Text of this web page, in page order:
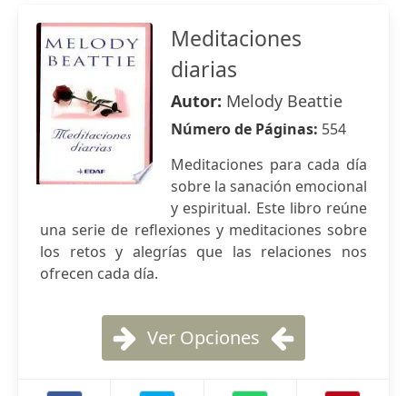
Meditaciones
diarias
Autor: Melody Beattie
Número de Páginas: 554
Meditaciones para cada día
sobre la sanación emocional
y espiritual. Este libro reúne
una serie de reflexiones y meditaciones sobre
los retos y alegrías que las relaciones nos
ofrecen cada día.
Ver Opciones